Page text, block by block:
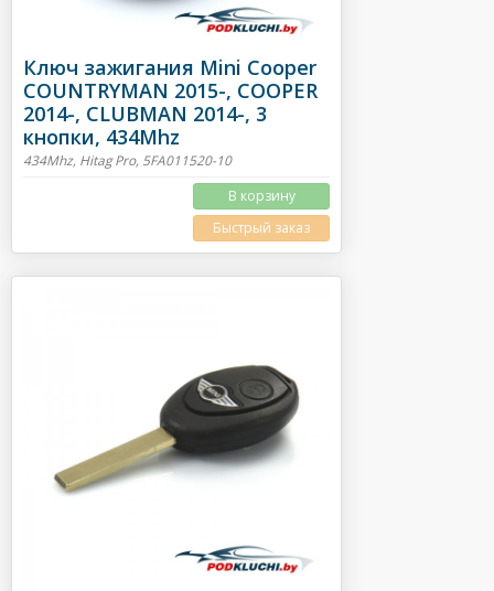
Ключ зажигания Mini Cooper
COUNTRYMAN 2015-, COOPER
2014-, CLUBMAN 2014-, 3
кнопки, 434Mhz
434Mhz, Hitag Pro, 5FA011520-10
В корзину
Быстрый заказ